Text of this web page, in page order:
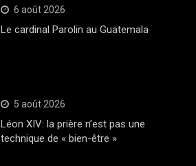
6 août 2026
Le cardinal Parolin au Guatemala
5 août 2026
Léon XIV: la prière n’est pas une
technique de « bien-être »